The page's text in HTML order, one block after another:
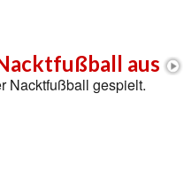
aus
Nacktfußball gespielt.